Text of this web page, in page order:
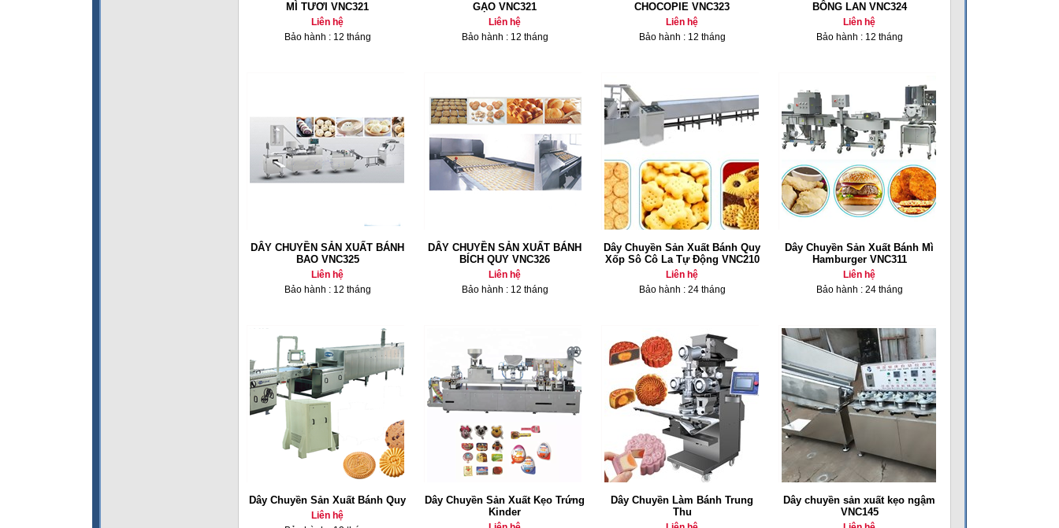
MÌ TƯƠI VNC321
Liên hệ
Bảo hành : 12 tháng
GẠO VNC321
Liên hệ
Bảo hành : 12 tháng
CHOCOPIE VNC323
Liên hệ
Bảo hành : 12 tháng
BÔNG LAN VNC324
Liên hệ
Bảo hành : 12 tháng
DÂY CHUYỀN SẢN XUẤT BÁNH
BAO VNC325
Liên hệ
Bảo hành : 12 tháng
DÂY CHUYỀN SẢN XUẤT BÁNH
BÍCH QUY VNC326
Liên hệ
Bảo hành : 12 tháng
Dây Chuyền Sản Xuất Bánh Quy
Xốp Sô Cô La Tự Động VNC210
Liên hệ
Bảo hành : 24 tháng
Dây Chuyền Sản Xuất Bánh Mì
Hamburger VNC311
Liên hệ
Bảo hành : 24 tháng
Dây Chuyền Sản Xuất Bánh Quy
Liên hệ
Dây Chuyền Sản Xuất Kẹo Trứng
Kinder
Dây Chuyền Làm Bánh Trung
Thu
Dây chuyền sản xuất kẹo ngậm
VNC145